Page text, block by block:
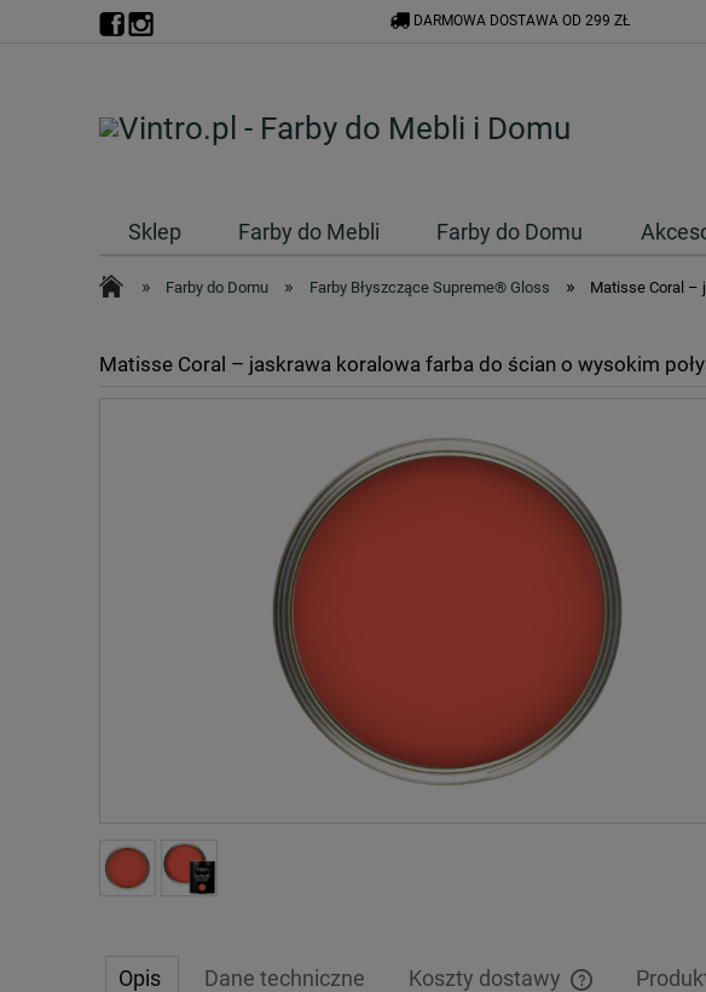
DARMOWA DOSTAWA OD 299 ZŁ
Sklep Farby do Mebli Farby do Domu
» Farby do Domu » Farby Błyszczące Supreme® Gloss » Matisse Coral –
Matisse Coral – jaskrawa koralowa farba do ścian o wysokim
Opis Dane techniczne Koszty dostawy